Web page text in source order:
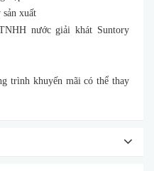
xuất
nước giải khát Suntory
trình khuyến mãi có thể thay